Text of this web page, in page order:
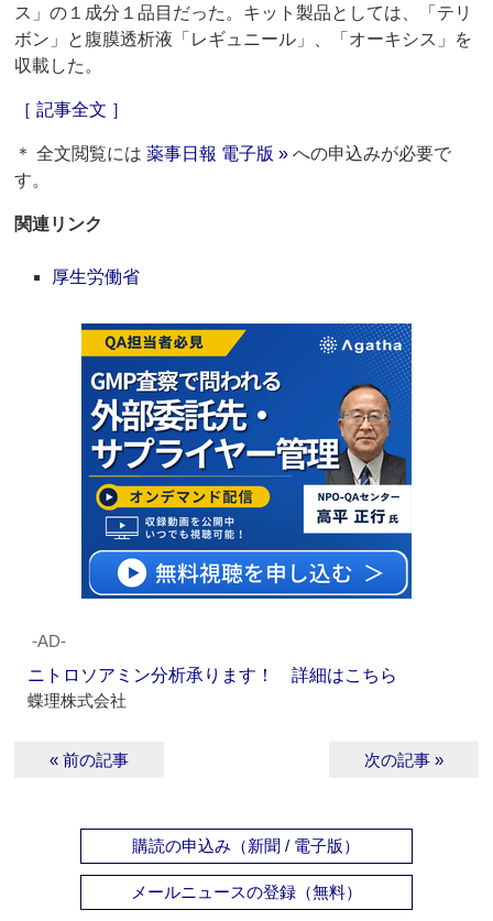
ス」の１成分１品目だった。キット製品としては、「テリ
ボン」と腹膜透析液「レギュニール」、「オーキシス」を
収載した。
［ 記事全文 ］
＊ 全文閲覧には薬事日報 電子版 » への申込みが必要で
す。
関連リンク
厚生労働省
‐AD‐
ニトロソアミン分析承ります！ 詳細はこちら
蝶理株式会社
« 前の記事 次の記事 »
購読の申込み（新聞 / 電子版）
メールニュースの登録（無料）